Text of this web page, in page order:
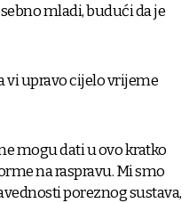
mladi, budući da je
vi upravo cijelo vrijeme
mogu dati u ovo kratko
na raspravu. Mi smo
poreznog sustava,